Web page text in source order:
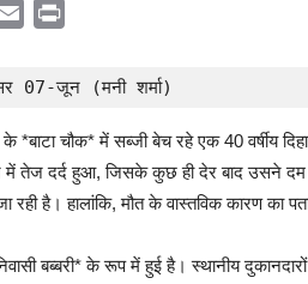
Email
07-जून (मनी शर्मा)
चौक* में सब्जी बेच रहे एक 40 वर्षीय
दर्द हुआ, जिसके कुछ ही देर बाद उसने दम
है। हालांकि, मौत के वास्तविक कारण का
बब्बरी* के रूप में हुई है। स्थानीय